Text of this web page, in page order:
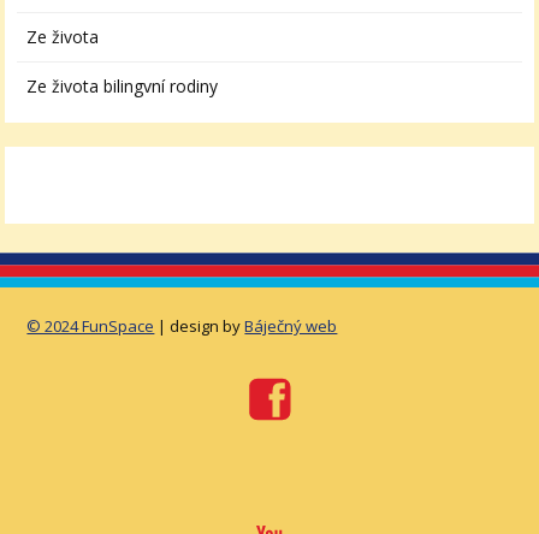
Ze života
Ze života bilingvní rodiny
© 2024 FunSpace | design byBáječný web